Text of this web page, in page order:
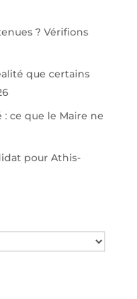
? Vérifions
que certains
: ce que le Maire ne
pour Athis-